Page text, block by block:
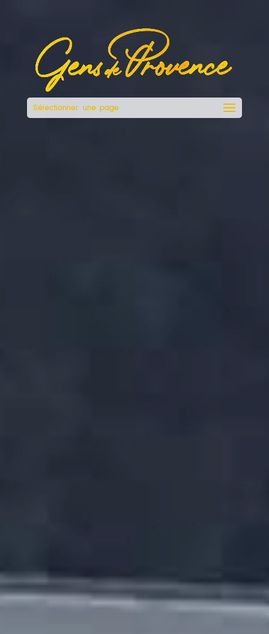
Sélectionner une page